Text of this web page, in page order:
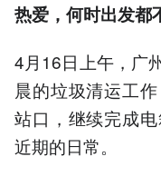
热爱，何时出发都
4月16日上午，广
晨的垃圾清运工
站口，继续完成
近期的日常。